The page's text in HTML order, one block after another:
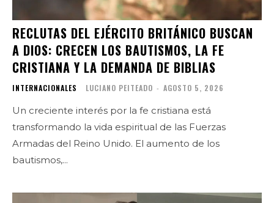
RECLUTAS DEL EJÉRCITO BRITÁNICO BUSCAN
A DIOS: CRECEN LOS BAUTISMOS, LA FE
CRISTIANA Y LA DEMANDA DE BIBLIAS
INTERNACIONALES LUCIANO PEITEADO - AGOSTO 5, 2026
Un creciente interés por la fe cristiana está
transformando la vida espiritual de las Fuerzas
Armadas del Reino Unido. El aumento de los
bautismos,...